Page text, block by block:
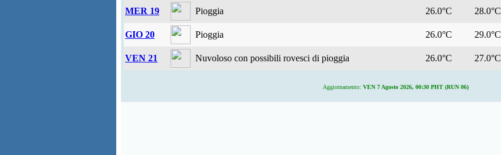
MER 19 Pioggia 26.0°C 28.0°C
GIO 20 Pioggia 26.0°C 29.0°C
VEN 21 Nuvoloso con possibili rovesci di pioggia 26.0°C 27.0°C
Aggiornamento: VEN 7 Agosto 2026, 00:30 PHT (RUN 06)